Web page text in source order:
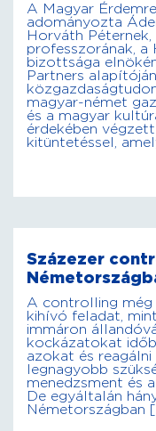
A Magyar
adományozta
Horváth
professzorának,
bizottsága
Partners
magyar-német
és a magyar
érdekében
kitüntetéssel,
Százezer
A controlling még
kihívó feladat,
immáron
kockázatokat
azokat és
legnagyobb
menedzsment és
De egyáltalán
Németországban